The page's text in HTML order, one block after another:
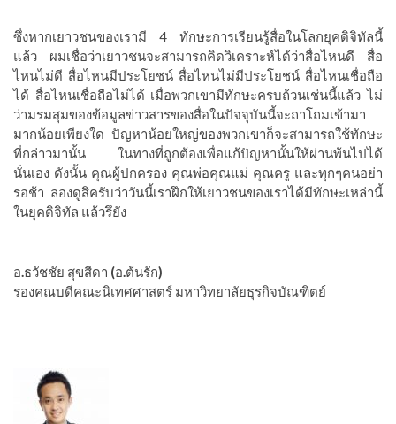
ซึ่งหากเยาวชนของเรามี 4 ทักษะการเรียนรู้สื่อในโลกยุคดิจิทัลนี้
แล้ว
ผมเชื่อว่าเยาวชนจะสามารถคิดวิเคราะห์ได้ว่าสื่อไหนดี
สื่อ
ไหนไม่ดี สื่อไหนมีประโยชน์ สื่อไหนไม่มีประโยชน์ สื่อไหนเชื่อถือ
ได้ สื่อไหนเชื่อถือไม่ได้ เมื่อพวกเขามีทักษะครบถ้วนเช่นนี้แล้ว ไม่
ว่ามรมสุมของข้อมูลข่าวสารของสื่อในปัจจุบันนี้จะถาโถมเข้ามา
มากน้อยเพียงใด ปัญหาน้อยใหญ่ของพวกเขาก็จะสามารถใช้ทักษะ
ที่กล่าวมานั้น
ในทางที่ถูกต้องเพื่อแก้ปัญหานั้นให้ผ่านพ้นไปได้
นั่นเอง ดังนั้น คุณผู้ปกครอง คุณพ่อคุณแม่ คุณครู และทุกๆคนอย่า
รอช้า ลองดูสิครับว่าวันนี้เราฝึกให้เยาวชนของเราได้มีทักษะเหล่านี้
ในยุคดิจิทัล แล้วรึยัง
อ.ธวัชชัย สุขสีดา (อ.ต้นรัก)
รองคณบดีคณะนิเทศศาสตร์ มหาวิทยาลัยธุรกิจบัณฑิตย์